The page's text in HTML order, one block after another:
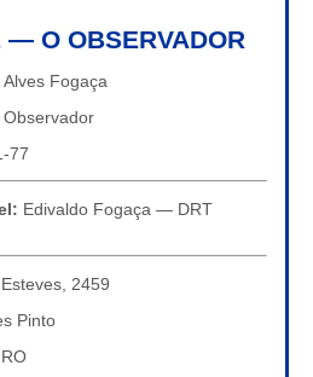
— O OBSERVADOR
Alves Fogaça
Observador
77
Edivaldo Fogaça — DRT
2459
Pinto